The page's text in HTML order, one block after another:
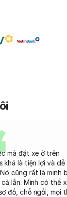
mà đặt xe ở trên
khá là tiện lợi và dễ
cũng rất là minh
lẫn. Mình có thể
đồ, chỗ ngồi, mọi